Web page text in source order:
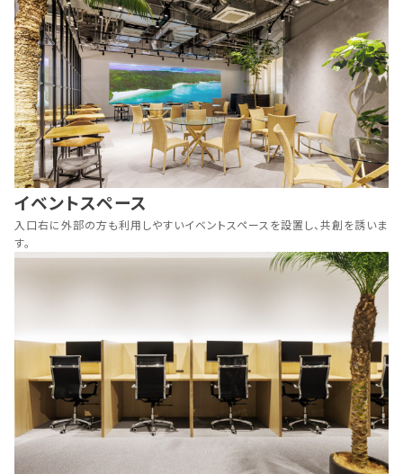
イベントスペース
入口右に外部の方も利用しやすいイベントスペースを設置し、共創を誘いま
す。